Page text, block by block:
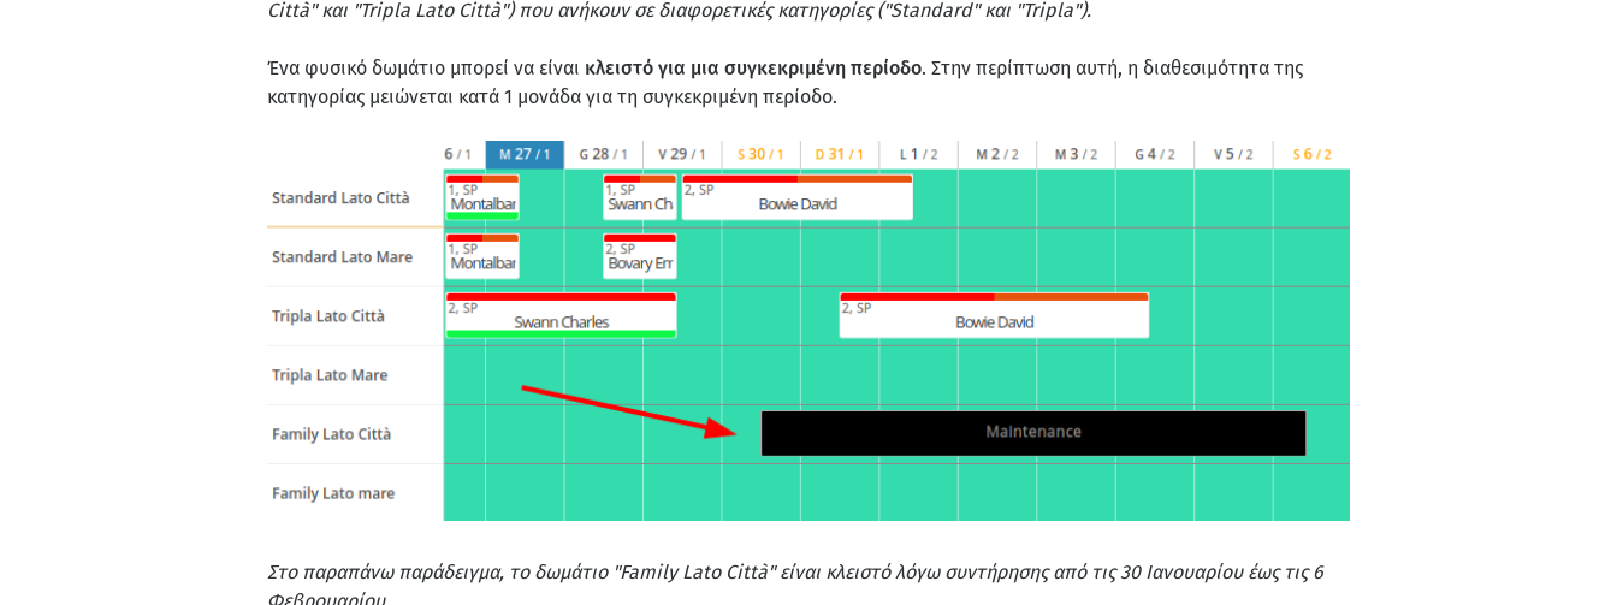
Città" και "Tripla Lato Città") που ανήκουν σε διαφορετικές κατηγορίες ("Standard" και "Tripla").
Ένα φυσικό δωμάτιο μπορεί να είναι κλειστό για μια συγκεκριμένη περίοδο. Στην περίπτωση αυτή, η διαθεσιμότητα της
κατηγορίας μειώνεται κατά 1 μονάδα για τη συγκεκριμένη περίοδο.
Στο παραπάνω παράδειγμα, το δωμάτιο "Family Lato Città" είναι κλειστό λόγω συντήρησης από τις 30 Ιανουαρίου έως τις 6